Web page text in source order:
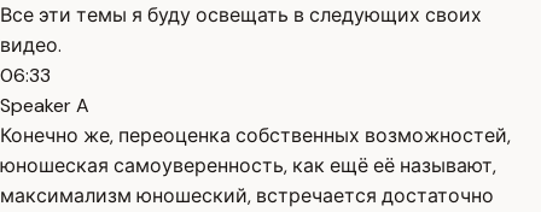
Все эти темы я буду освещать в следующих своих
видео.
06:33
Speaker A
Конечно же, переоценка собственных возможностей,
юношеская самоуверенность, как ещё её называют,
максимализм юношеский, встречается достаточно